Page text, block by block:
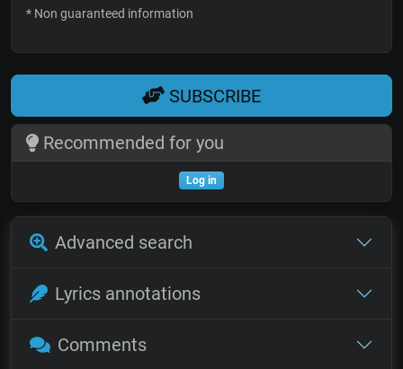
* Non guaranteed information
SUBSCRIBE
Recommended for you
Log in
Advanced search
Lyrics annotations
Comments